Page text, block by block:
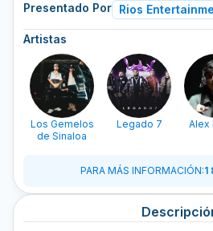
Presentado Por Rios
Artistas
Los Gemelos
de Sinaloa
Legado 7 Alex
PARA MÁS INFORMACIÓN:1